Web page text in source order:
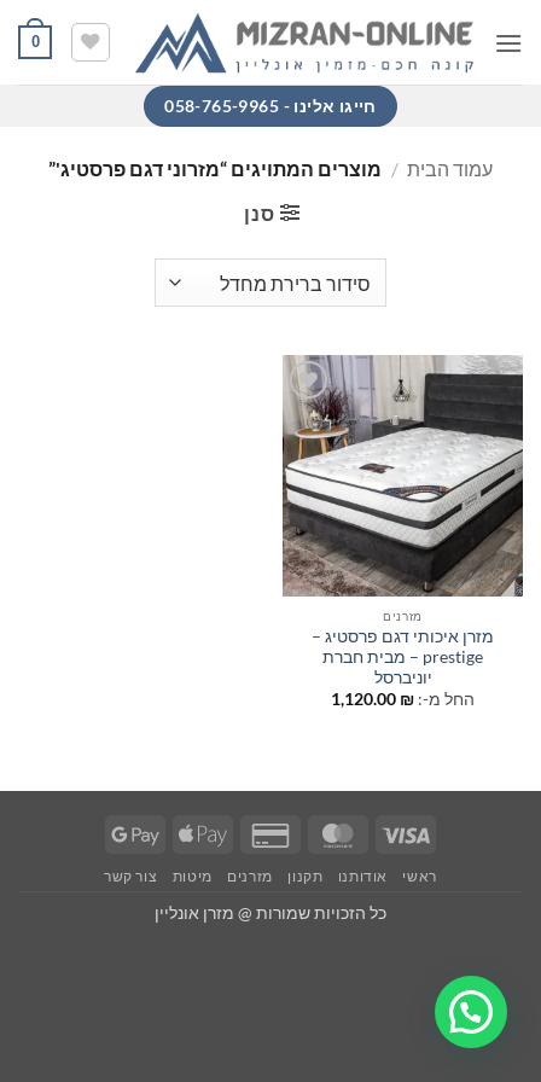
0
חייגו אלינו - 058-765-9965
עמוד הבית / מוצרים המתויגים “מזרוני דגם פרסטיג'”
סנן
הוסף
למוצרים
שאהבתי
מזרנים
מזרן איכותי דגם פרסטיג –
prestige – מבית חברת
יוניברסל
החל מ-:
1,120.00 ₪
Visa
MasterCard
Credit
2
Apple
Google
ראשי אודותנו תקנון מזרנים מיטות צור קשר
כל הזכויות שמורות @ מזרן אונליין